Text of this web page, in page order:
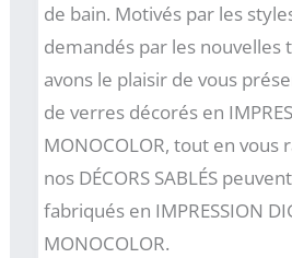
de bain. Motivés par les
demandés par les nouvelles
avons le plaisir de vous
de verres décorés en
MONOCOLOR, tout en vous
nos DÉCORS SABLÉS
fabriqués en IMPRESSION
MONOCOLOR.